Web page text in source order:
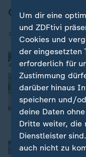
Osterer:
15.06.2026 | 19:20
Um dir eine
und ZDFtivi
Cookies und
der eingesetzten
erforderlich für
Zustimmung
darüber hinaus
speichern und/
deine Daten
Dritte weiter, die
Dienstleister
auch nicht zu